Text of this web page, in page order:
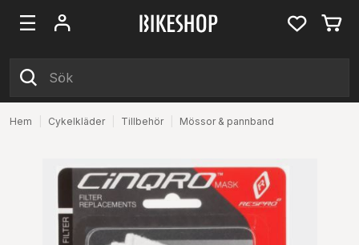
Hem Cykelkläder Tillbehör Mössor & pannband